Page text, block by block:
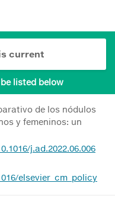
current
listed below
de los nódulos
y femeninos: un
j.ad.2022.06.006
elsevier_cm_policy